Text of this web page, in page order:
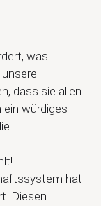
was
dass sie allen
ein würdiges
hat
Diesen